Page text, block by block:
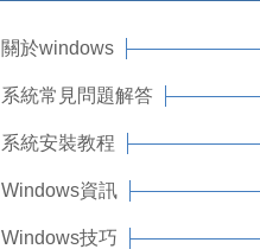
關於windows
系統常見問題解答
系統安裝教程
Windows資訊
Windows技巧